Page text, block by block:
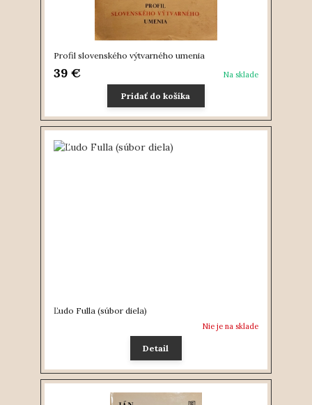
Profil slovenského výtvarného umenia
39 € Na sklade
Pridať do košíka
Ľudo Fulla (súbor diela)
Nie je na sklade
Detail